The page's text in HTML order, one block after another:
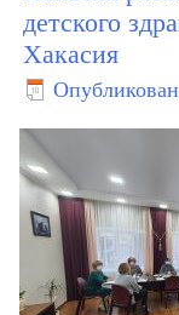
детского
Хакасия